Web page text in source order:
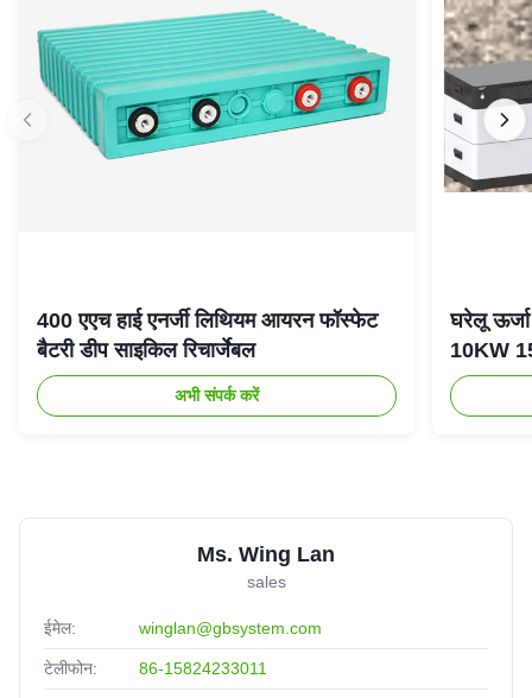
400 एएच हाई एनर्जी लिथियम आयरन फॉस्फेट
बैटरी डीप साइकिल रिचार्जेबल
अभी संपर्क करें
घरेलू
10KW
Ms. Wing Lan
sales
ईमेल: winglan@gbsystem.com
टेलीफोन: 86-15824233011